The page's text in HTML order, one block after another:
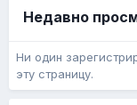
Недавно
Ни один
эту страницу.